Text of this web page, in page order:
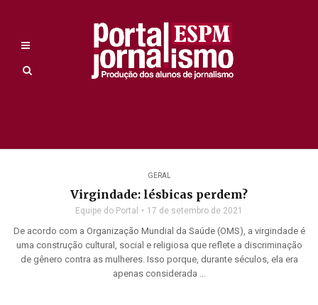
GERAL
Virgindade: lésbicas perdem?
Equipe do Portal 17 de setembro de 2021
De acordo com a Organização Mundial da Saúde (OMS), a virgindade é
uma construção cultural, social e religiosa que reflete a discriminação
de gênero contra as mulheres. Isso porque, durante séculos, ela era
apenas considerada ...